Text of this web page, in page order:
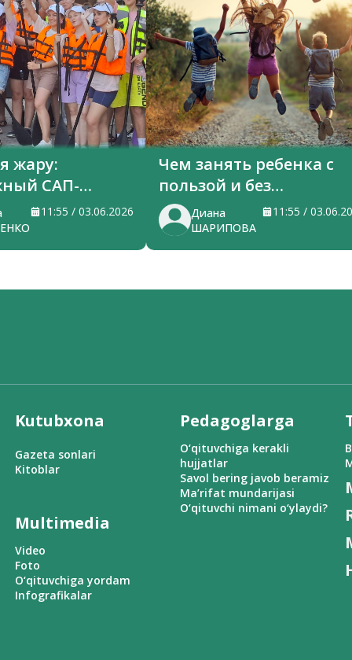
жару:
САП-
11:55 / 03.06.2026
Чем занять ребенка с
пользой и без
перегрузки
Диана
ШАРИПОВА
11:55 /
Kutubxona
Gazeta sonlari
Kitoblar
Multimedia
Video
Foto
O‘qituvchiga yordam
Infografikalar
Pedagoglarga
O‘qituvchiga kerakli
hujjatlar
Savol bering javob beramiz
Ma’rifat mundarijasi
O‘qituvchi nimani o‘ylaydi?